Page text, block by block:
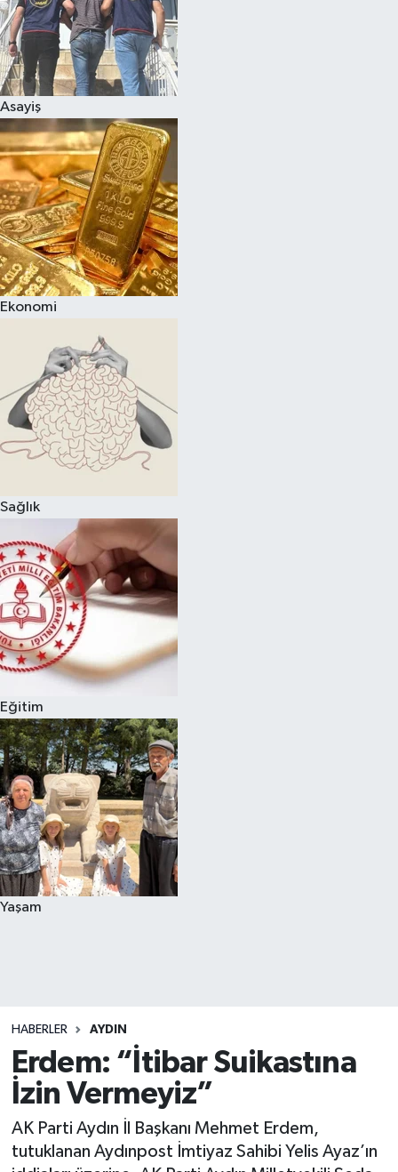
Asayiş
Ekonomi
Sağlık
Eğitim
Yaşam
HABERLER AYDIN
Erdem: “İtibar Suikastına
İzin Vermeyiz”
AK Parti Aydın İl Başkanı Mehmet Erdem,
tutuklanan Aydınpost İmtiyaz Sahibi Yelis Ayaz’ın